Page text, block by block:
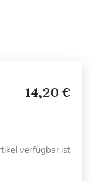
14,20 €
verfügbar ist